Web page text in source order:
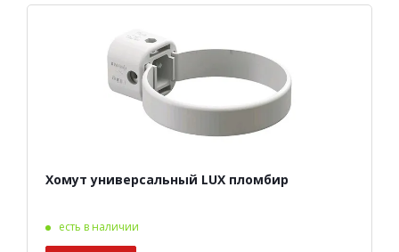
Хомут универсальный LUX пломбир
есть в наличии